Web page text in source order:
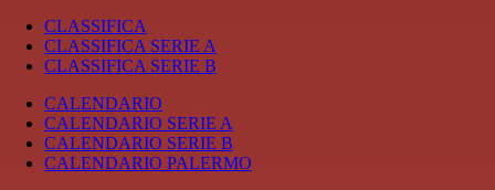
CLASSIFICA
CLASSIFICA SERIE A
CLASSIFICA SERIE B
CALENDARIO
CALENDARIO SERIE A
CALENDARIO SERIE B
CALENDARIO PALERMO